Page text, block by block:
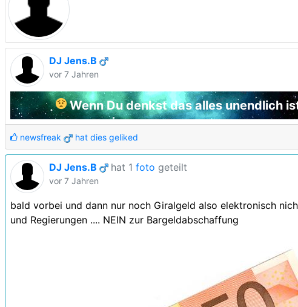
DJ Jens.B
vor 7 Jahren
Wenn Du denkst das alles unendlich
newsfreak hat dies geliked
DJ Jens.B hat 1 foto geteilt
vor 7 Jahren
bald vorbei und dann nur noch Giralgeld also elektronisch
und Regierungen .... NEIN zur Bargeldabschaffung